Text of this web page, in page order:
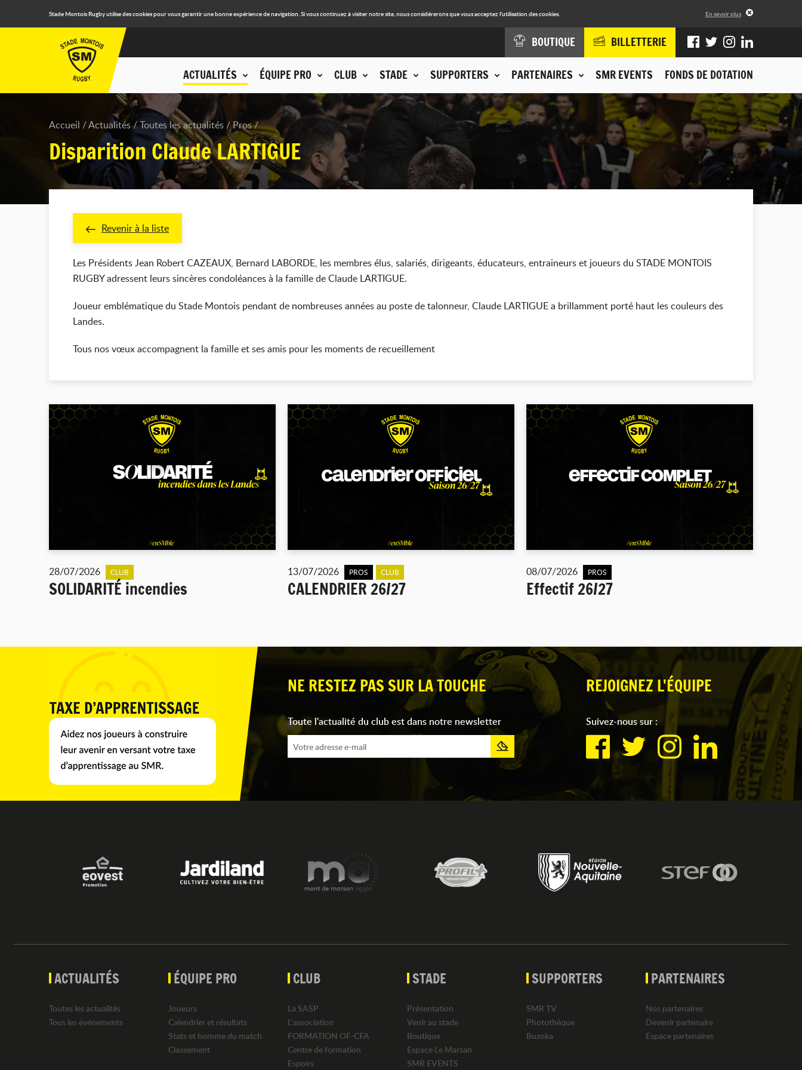
Stade Montois Rugby utilise des cookies pour vous garantir une bonne expérience de navigation. Si vous continuez à visiter notre site, nous considérerons que vous acceptez l'utilisation des cookies. En savoir plus
ACTUALITÉS ÉQUIPE PRO CLUB STADE SUPPORTERS PARTENAIRES SMR EVENTS FONDS DE DOTATION
BOUTIQUE BILLETTERIE
Accueil Actualités Toutes les actualités Pros
Disparition Claude LARTIGUE
Revenir à la liste
Les Présidents Jean Robert CAZEAUX, Bernard LABORDE, les membres élus, salariés, dirigeants, éducateurs, entraineurs et joueurs du STADE MONTOIS
RUGBY adressent leurs sincères condoléances à la famille de Claude LARTIGUE.
Joueur emblématique du Stade Montois pendant de nombreuses années au poste de talonneur, Claude LARTIGUE a brillamment porté haut les couleurs des
Landes.
Tous nos vœux accompagnent la famille et ses amis pour les moments de recueillement
28/07/2026 CLUB
SOLIDARITÉ incendies
13/07/2026 PROS CLUB
CALENDRIER 26/27
08/07/2026 PROS
Effectif 26/27
NE RESTEZ PAS SUR LA TOUCHE
Toute l'actualité du club est dans notre newsletter
REJOIGNEZ L'ÉQUIPE
Suivez-nous sur :
ACTUALITÉS
Toutes les actualités
Tous les événements
ÉQUIPE PRO
Joueurs
Calendrier et résultats
Stats et homme du match
Classement
CLUB
La SASP
L'association
FORMATION OF-CFA
Centre de formation
Espoirs
STADE
Présentation
Venir au stade
Boutique
Espace Le Marsan
SMR EVENTS
SUPPORTERS
SMR TV
Photothèque
Buzoka
PARTENAIRES
Nos partenaires
Devenir partenaire
Espace partenaires